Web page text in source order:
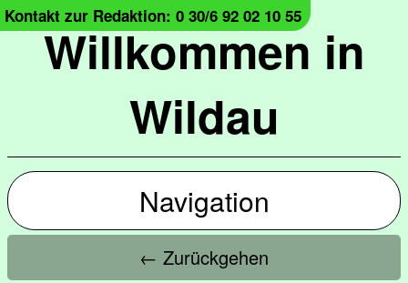
Willkommen in
Wildau
Kontakt zur Redaktion: 0 30/6 92 02 10 55
Navigation
← Zurückgehen